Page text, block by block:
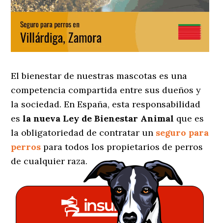
El bienestar de nuestras mascotas es una
competencia compartida entre sus dueños y
la sociedad. En España, esta responsabilidad
esla nueva Ley de Bienestar Animal que es
la obligatoriedad de contratar un seguro para
perros para todos los propietarios de perros
de cualquier raza.